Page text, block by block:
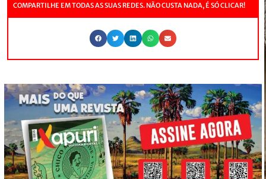
COMPARTILHE EM TODAS AS SUAS REDES. NÃO CUSTA NADA, É SÓ CLICAR!